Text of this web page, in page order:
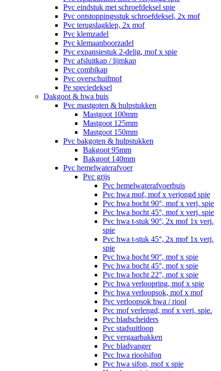
Pvc eindstuk met schroefdeksel spie
Pvc ontstoppingsstuk schroefdeksel, 2x mof
Pvc terugslagklep, 2x mof
Pvc klemzadel
Pvc klemaanboorzadel
Pvc expansiestuk 2-delig, mof x spie
Pvc afsluitkap / lijmkap
Pvc combikap
Pvc overschuifmof
Pe speciedeksel
Dakgoot & hwa buis
Pvc mastgoten & hulpstukken
Mastgoot 100mm
Mastgoot 125mm
Mastgoot 150mm
Pvc bakgoten & hulpstukken
Bakgoot 95mm
Bakgoot 140mm
Pvc hemelwaterafvoer
Pvc grijs
Pvc hemelwaterafvoerbuis
Pvc hwa mof, mof x verjongd spie
Pvc hwa bocht 90°, mof x verj. spie
Pvc hwa bocht 45°, mof x verj. spie
Pvc hwa t-stuk 90°, 2x mof 1x verj.
spie
Pvc hwa t-stuk 45°, 2x mof 1x verj.
spie
Pvc hwa bocht 90°, mof x spie
Pvc hwa bocht 45°, mof x spie
Pvc hwa bocht 22°, mof x spie
Pvc hwa verloopring, mof x spie
Pvc hwa verloopsok, mof x mof
Pvc verloopsok hwa / riool
Pvc mof verlengd, mof x verj. spie.
Pvc bladscheiders
Pvc stadsuitloop
Pvc vergaarbakken
Pvc bladvanger
Pvc hwa rioolsifon
Pvc hwa sifon, mof x spie